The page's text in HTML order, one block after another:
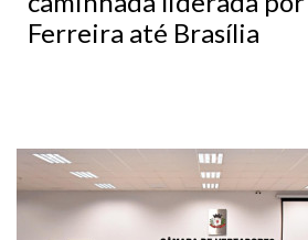
Ferreira até Brasília